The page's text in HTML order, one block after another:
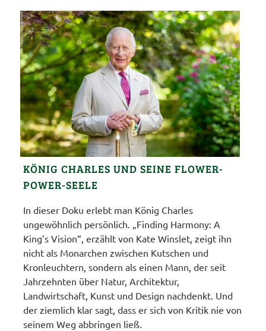
KÖNIG CHARLES UND SEINE FLOWER-
POWER-SEELE
In dieser Doku erlebt man König Charles
ungewöhnlich persönlich. „Finding Harmony: A
King’s Vision“, erzählt von Kate Winslet, zeigt ihn
nicht als Monarchen zwischen Kutschen und
Kronleuchtern, sondern als einen Mann, der seit
Jahrzehnten über Natur, Architektur,
Landwirtschaft, Kunst und Design nachdenkt. Und
der ziemlich klar sagt, dass er sich von Kritik nie von
seinem Weg abbringen ließ.